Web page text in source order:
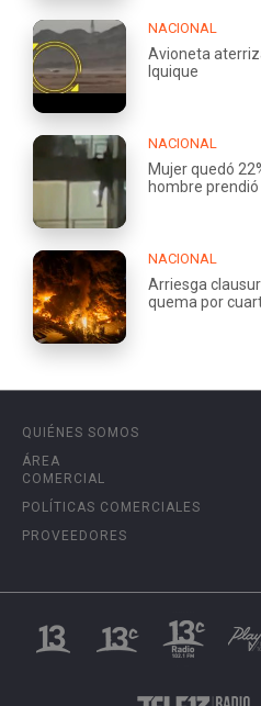
NACIONAL
Avioneta
Iquique
NACIONAL
Mujer quedó
hombre
NACIONAL
Arriesga
quema por
QUIÉNES SOMOS
ÁREA
COMERCIAL
POLÍTICAS COMERCIALES
PROVEEDORES